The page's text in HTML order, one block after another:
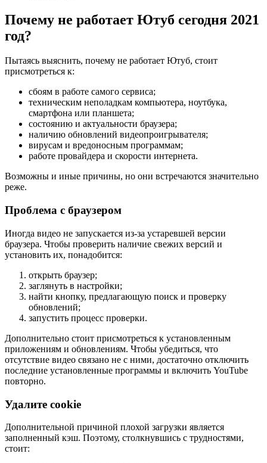
Почему не работает Ютуб сегодня 2021
год?
Пытаясь выяснить, почему не работает Ютуб, стоит
присмотреться к:
сбоям в работе самого сервиса;
техническим неполадкам компьютера, ноутбука,
смартфона или планшета;
состоянию и актуальности браузера;
наличию обновлений видеопроигрывателя;
вирусам и вредоносным программам;
работе провайдера и скорости интернета.
Возможны и иные причины, но они встречаются значительно
реже.
Проблема с браузером
Иногда видео не запускается из-за устаревшей версии
браузера. Чтобы проверить наличие свежих версий и
установить их, понадобится:
открыть браузер;
заглянуть в настройки;
найти кнопку, предлагающую поиск и проверку
обновлений;
запустить процесс проверки.
Дополнительно стоит присмотреться к установленным
приложениям и обновлениям. Чтобы убедиться, что
отсутствие видео связано не с ними, достаточно отключить
последние установленные программы и включить YouTube
повторно.
Удалите cookie
Дополнительной причиной плохой загрузки является
заполненный кэш. Поэтому, столкнувшись с трудностями,
стоит: